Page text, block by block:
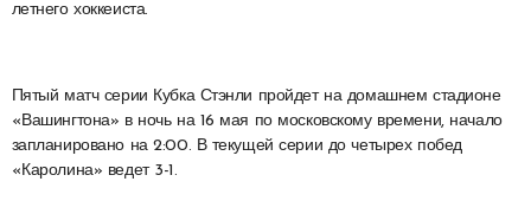
летнего хоккеиста.
Пятый матч серии Кубка Стэнли пройдет на домашнем стадионе
«Вашингтона» в ночь на 16 мая по московскому времени, начало
запланировано на 2:00. В текущей серии до четырех побед
«Каролина» ведет 3-1.